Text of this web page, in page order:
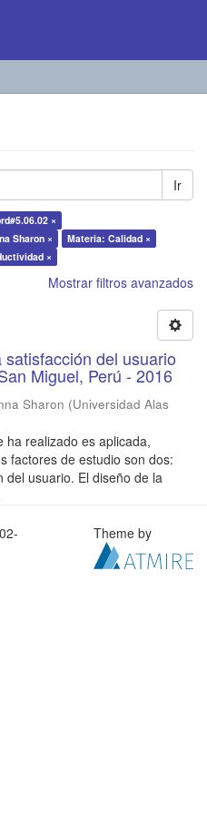
Ir
×
Sharon ×
Materia: Calidad ×
×
Mostrar filtros avanzados
del usuario
Miguel, Perú - 2016
Sharon (Universidad Alas
ha realizado es aplicada,
factores de estudio son dos:
del usuario. El diseño de la
Theme by